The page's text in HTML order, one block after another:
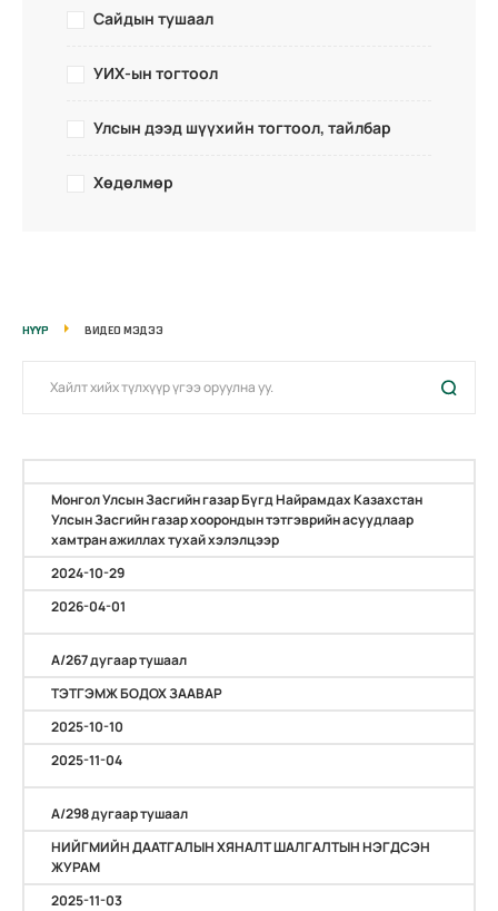
Сайдын тушаал
УИХ-ын тогтоол
Улсын дээд шүүхийн тогтоол, тайлбар
Хөдөлмөр
НҮҮР ВИДЕО МЭДЭЭ
Монгол Улсын Засгийн газар Бүгд Найрамдах Казахстан
Улсын Засгийн газар хоорондын тэтгэврийн асуудлаар
хамтран ажиллах тухай хэлэлцээр
2024-10-29
2026-04-01
А/267 дугаар тушаал
ТЭТГЭМЖ БОДОХ ЗААВАР
2025-10-10
2025-11-04
А/298 дугаар тушаал
НИЙГМИЙН ДААТГАЛЫН ХЯНАЛТ ШАЛГАЛТЫН НЭГДСЭН
ЖУРАМ
2025-11-03